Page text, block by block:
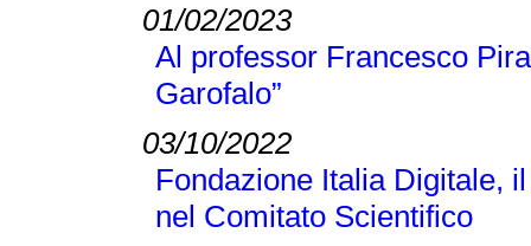
01/02/2023
Al professor Francesco
Garofalo”
03/10/2022
Fondazione Italia Digitale,
nel Comitato Scientifico